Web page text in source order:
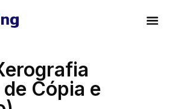
Cópia e